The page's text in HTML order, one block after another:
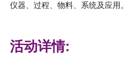
仪器、过程、物料、系统及应用。
活动详情: